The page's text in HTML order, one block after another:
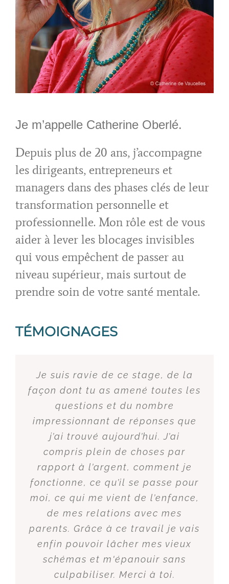
Je m’appelle Catherine Oberlé.
Depuis plus de 20 ans, j’accompagne
les dirigeants, entrepreneurs et
managers dans des phases clés de leur
transformation personnelle et
professionnelle. Mon rôle est de vous
aider à lever les blocages invisibles
qui vous empêchent de passer au
niveau supérieur, mais surtout de
prendre soin de votre santé mentale.
TÉMOIGNAGES
Je suis ravie de ce stage, de la
façon dont tu as amené toutes les
questions et du nombre
impressionnant de réponses que
j’ai trouvé aujourd’hui. J’ai
compris plein de choses par
rapport à l’argent, comment je
fonctionne, ce qu’il se passe pour
moi, ce qui me vient de l’enfance,
de mes relations avec mes
parents. Grâce à ce travail je vais
enfin pouvoir lâcher mes vieux
schémas et m'épanouir sans
culpabiliser. Merci à toi.
Martine
Pour ce qui est de la visibilité
professionnelle, je vous
recommande Catherine, c'est
percutant, énergique et
performant.
Muriel
C'est tellement boostant cet
accompagnement. Avec cette
impression de marcher la tête
plus haute. Merci Catherine
Patricia